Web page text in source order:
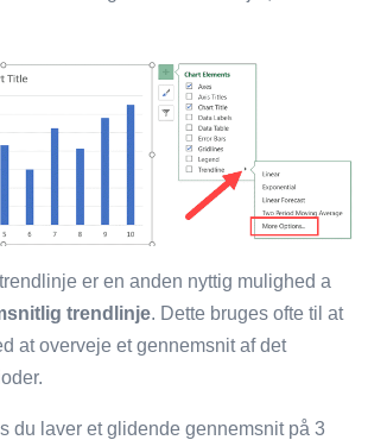
er en anden nyttig mulighed a
trendlinje. Dette bruges ofte til at
at overveje et gennemsnit af det
du laver et glidende gennemsnit på 3